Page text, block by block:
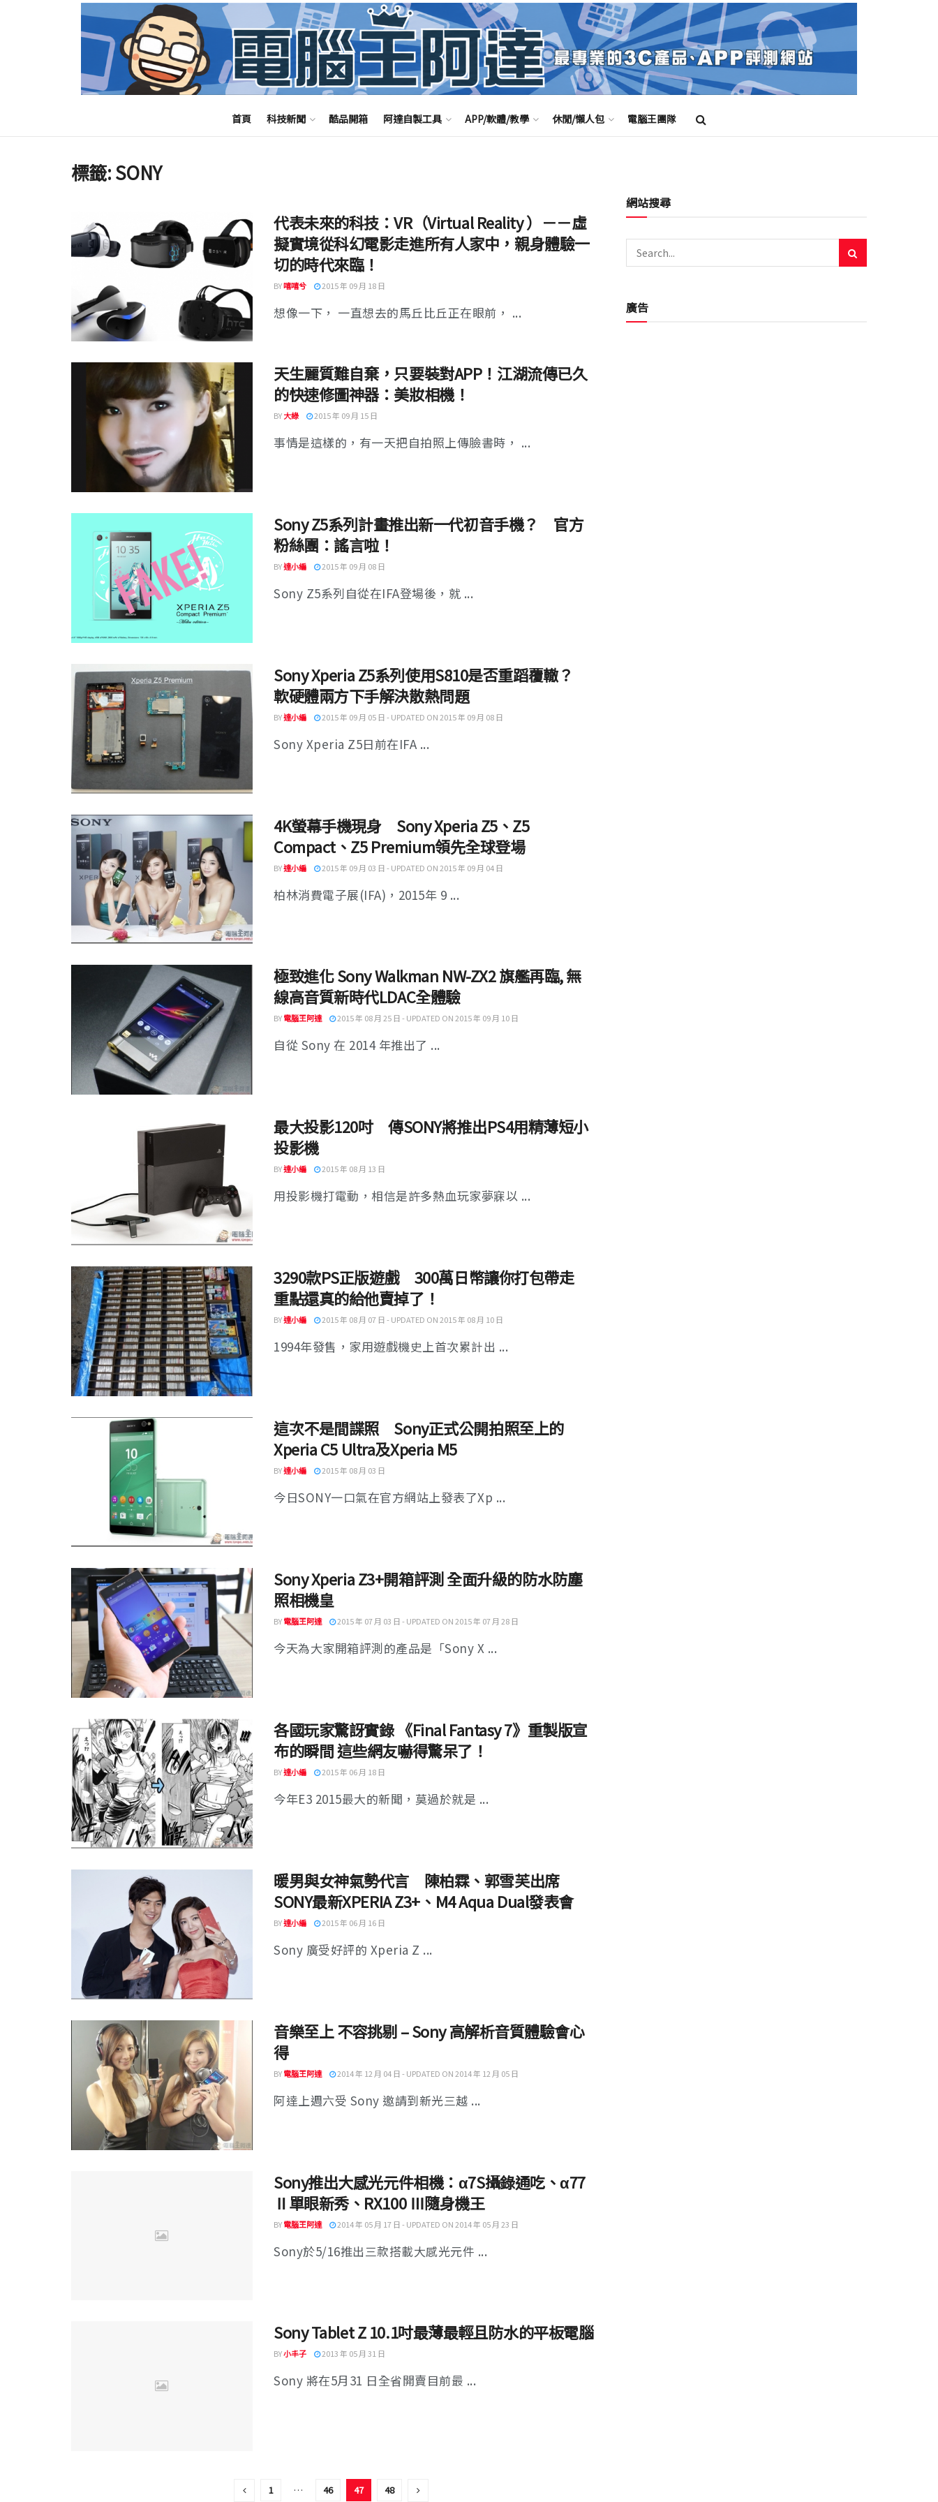
首頁 科技新聞 酷品開箱 阿達自製工具 APP/軟體/教學 休閒/懶人包 電腦王團隊
標籤:SONY
代表未來的科技：VR（Virtual Reality ）－－虛
擬實境從科幻電影走進所有人家中，親身體驗一
切的時代來臨！
BY嘻嘻兮 2015 年 09 月 18 日
想像一下， 一直想去的馬丘比丘正在眼前， ...
天生麗質難自棄，只要裝對APP！江湖流傳已久
的快速修圖神器：美妝相機！
BY大綠 2015 年 09 月 15 日
事情是這樣的，有一天把自拍照上傳臉書時， ...
Sony Z5系列計畫推出新一代初音手機？ 官方
粉絲團：謠言啦！
BY達小編 2015 年 09 月 08 日
Sony Z5系列自從在IFA登場後，就 ...
Sony Xperia Z5系列使用S810是否重蹈覆轍？
軟硬體兩方下手解決散熱問題
BY達小編 2015 年 09 月 05 日 - UPDATED ON 2015 年 09 月 08 日
Sony Xperia Z5日前在IFA ...
4K螢幕手機現身 Sony Xperia Z5、Z5
Compact、Z5 Premium領先全球登場
BY達小編 2015 年 09 月 03 日 - UPDATED ON 2015 年 09 月 04 日
柏林消費電子展(IFA)，2015年 9 ...
極致進化 Sony Walkman NW-ZX2 旗艦再臨, 無
線高音質新時代LDAC全體驗
BY電腦王阿達 2015 年 08 月 25 日 - UPDATED ON 2015 年 09 月 10 日
自從 Sony 在 2014 年推出了 ...
最大投影120吋 傳SONY將推出PS4用精薄短小
投影機
BY達小編 2015 年 08 月 13 日
用投影機打電動，相信是許多熱血玩家夢寐以 ...
3290款PS正版遊戲 300萬日幣讓你打包帶走
重點還真的給他賣掉了！
BY達小編 2015 年 08 月 07 日 - UPDATED ON 2015 年 08 月 10 日
1994年發售，家用遊戲機史上首次累計出 ...
這次不是間諜照 Sony正式公開拍照至上的
Xperia C5 Ultra及Xperia M5
BY達小編 2015 年 08 月 03 日
今日SONY一口氣在官方網站上發表了Xp ...
Sony Xperia Z3+開箱評測 全面升級的防水防塵
照相機皇
BY電腦王阿達 2015 年 07 月 03 日 - UPDATED ON 2015 年 07 月 28 日
今天為大家開箱評測的產品是「Sony X ...
各國玩家驚訝實錄 《Final Fantasy 7》重製版宣
布的瞬間 這些網友嚇得驚呆了！
BY達小編 2015 年 06 月 18 日
今年E3 2015最大的新聞，莫過於就是 ...
暖男與女神氣勢代言 陳柏霖、郭雪芙出席
SONY最新XPERIA Z3+、M4 Aqua Dual發表會
BY達小編 2015 年 06 月 16 日
Sony 廣受好評的 Xperia Z ...
音樂至上 不容挑剔 – Sony 高解析音質體驗會心
得
BY電腦王阿達 2014 年 12 月 04 日 - UPDATED ON 2014 年 12 月 05 日
阿達上週六受 Sony 邀請到新光三越 ...
Sony推出大感光元件相機：α7S攝錄通吃、α77
Ⅱ單眼新秀、RX100 Ⅲ隨身機王
BY電腦王阿達 2014 年 05 月 17 日 - UPDATED ON 2014 年 05 月 23 日
Sony於5/16推出三款搭載大感光元件 ...
Sony Tablet Z 10.1吋最薄最輕且防水的平板電腦
BY小丰子 2013 年 05 月 31 日
Sony 將在5月31 日全省開賣目前最 ...
1 … 46 47 48
網站搜尋
廣告